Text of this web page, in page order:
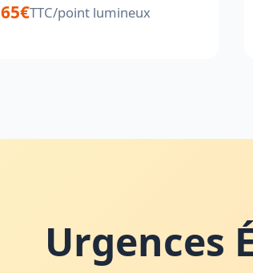
65€TTC/point lumineux
Urgences